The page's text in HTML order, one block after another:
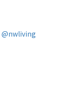
@nwliving